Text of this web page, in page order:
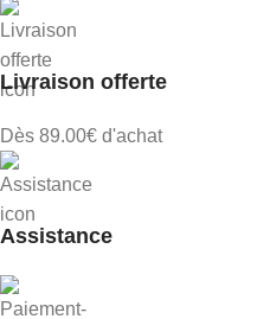
Livraison offerte
Dès 89.00€ d'achat
Assistance